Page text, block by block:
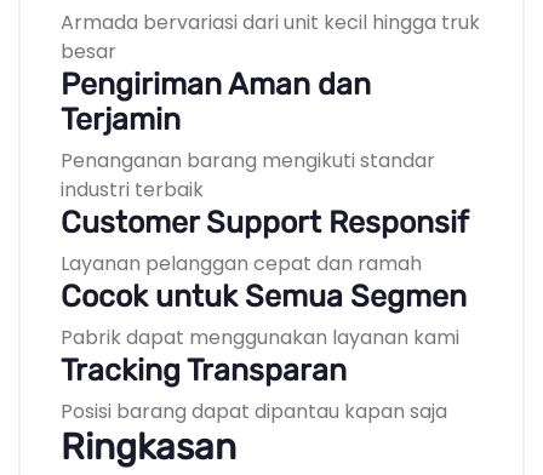
Armada bervariasi dari unit kecil hingga truk
besar
Pengiriman Aman dan
Terjamin
Penanganan barang mengikuti standar
industri terbaik
Customer Support Responsif
Layanan pelanggan cepat dan ramah
Cocok untuk Semua Segmen
Pabrik dapat menggunakan layanan kami
Tracking Transparan
Posisi barang dapat dipantau kapan saja
Ringkasan